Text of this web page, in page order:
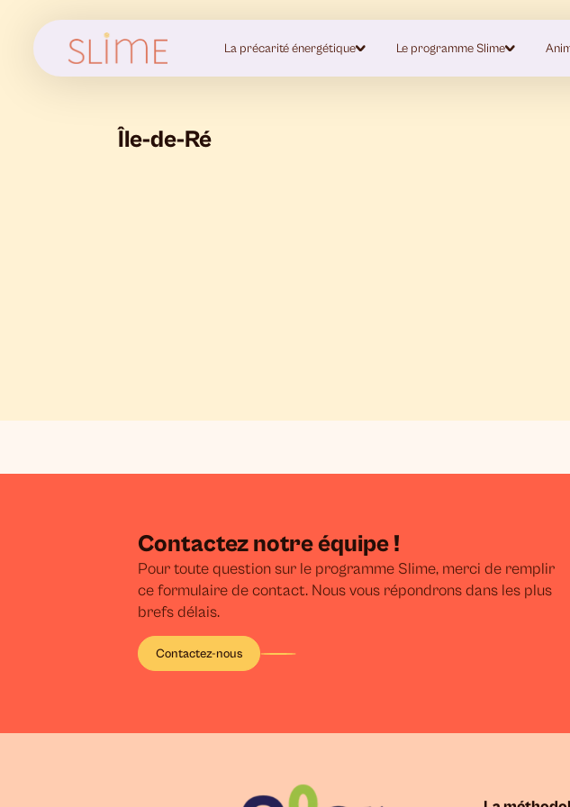
La précarité énergétique Le programme Slime
Île-de-Ré
Contactez notre équipe !
Pour toute question sur le programme Slime, merci de remplir
ce formulaire de contact. Nous vous répondrons dans les plus
brefs délais.
Contactez-nous